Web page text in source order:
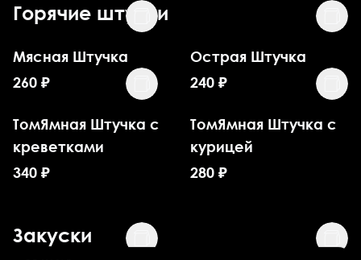
Горячие штучки
Мясная Штучка
260 ₽
Острая Штучка
240 ₽
ТомЯмная Штучка с
креветками
340 ₽
ТомЯмная Штучка с
курицей
280 ₽
Закуски